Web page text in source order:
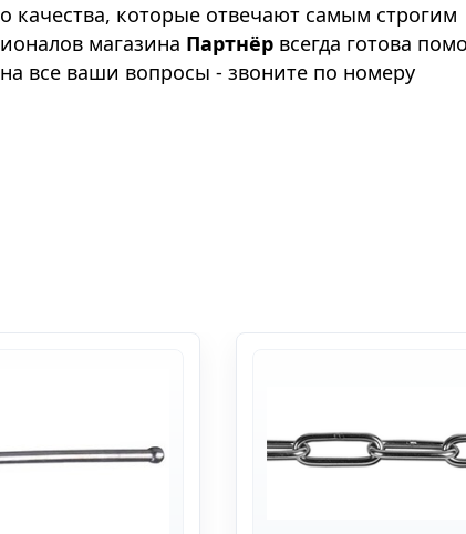
качества, которые отвечают самым строгим
магазина Партнёр всегда готова
все ваши вопросы - звоните по номеру